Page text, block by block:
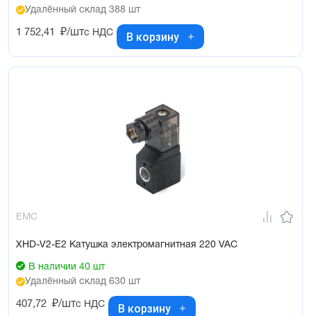
Удалённый склад 388 шт
1 752,41 ₽/штс НДС В корзину
EMC
XHD-V2-E2 Катушка электромагнитная 220 VAC
В наличии 40 шт
Удалённый склад 630 шт
407,72 ₽/штс НДС В корзину